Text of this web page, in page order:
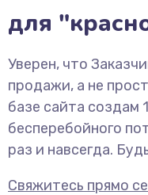
для
Уверен, что
продажи, а не
базе сайта создам
бесперебойного
раз и навсегда.
Свяжитесь прямо